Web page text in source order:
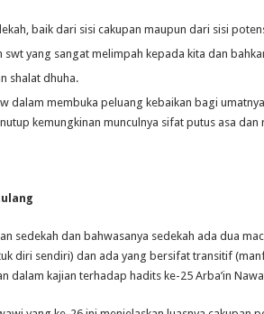
baik dari sisi cakupan maupun dari sisi
swt yang sangat melimpah kepada kita dan
shalat dhuha.
dalam membuka peluang kebaikan bagi
kemungkinan munculnya sifat putus asa dan
sedekah dan bahwasanya sedekah ada dua
diri sendiri) dan ada yang bersifat transitif
dalam kajian terhadap hadits ke-25 Arba’in